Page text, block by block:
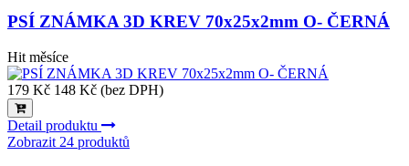
PSÍ ZNÁMKA 3D KREV 70x25x2mm O- ČERNÁ
Hit měsíce
179 Kč 148 Kč (bez DPH)
Detail produktu
Zobrazit 24 produktů